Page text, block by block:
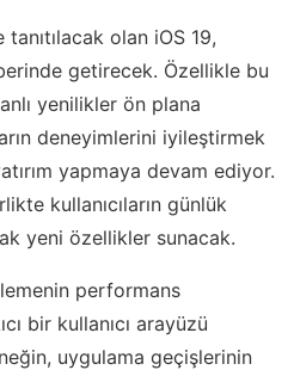
olan iOS 19,
getirecek. Özellikle bu
yenilikler ön plana
deneyimlerini iyileştirmek
yapmaya devam ediyor.
kullanıcıların günlük
yeni özellikler sunacak.
performans
bir kullanıcı arayüzü
uygulama geçişlerinin